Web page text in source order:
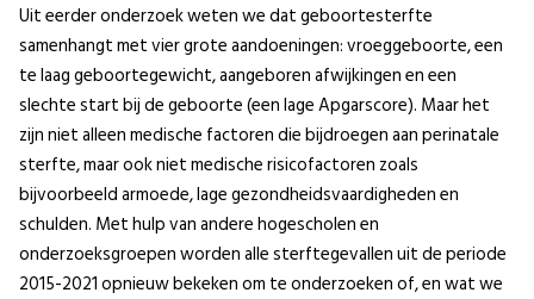
Uit eerder onderzoek weten we dat geboortesterfte
samenhangt met vier grote aandoeningen: vroeggeboorte, een
te laag geboortegewicht, aangeboren afwijkingen en een
slechte start bij de geboorte (een lage Apgarscore). Maar het
zijn niet alleen medische factoren die bijdroegen aan perinatale
sterfte, maar ook niet medische risicofactoren zoals
bijvoorbeeld armoede, lage gezondheidsvaardigheden en
schulden. Met hulp van andere hogescholen en
onderzoeksgroepen worden alle sterftegevallen uit de periode
2015-2021 opnieuw bekeken om te onderzoeken of, en wat we